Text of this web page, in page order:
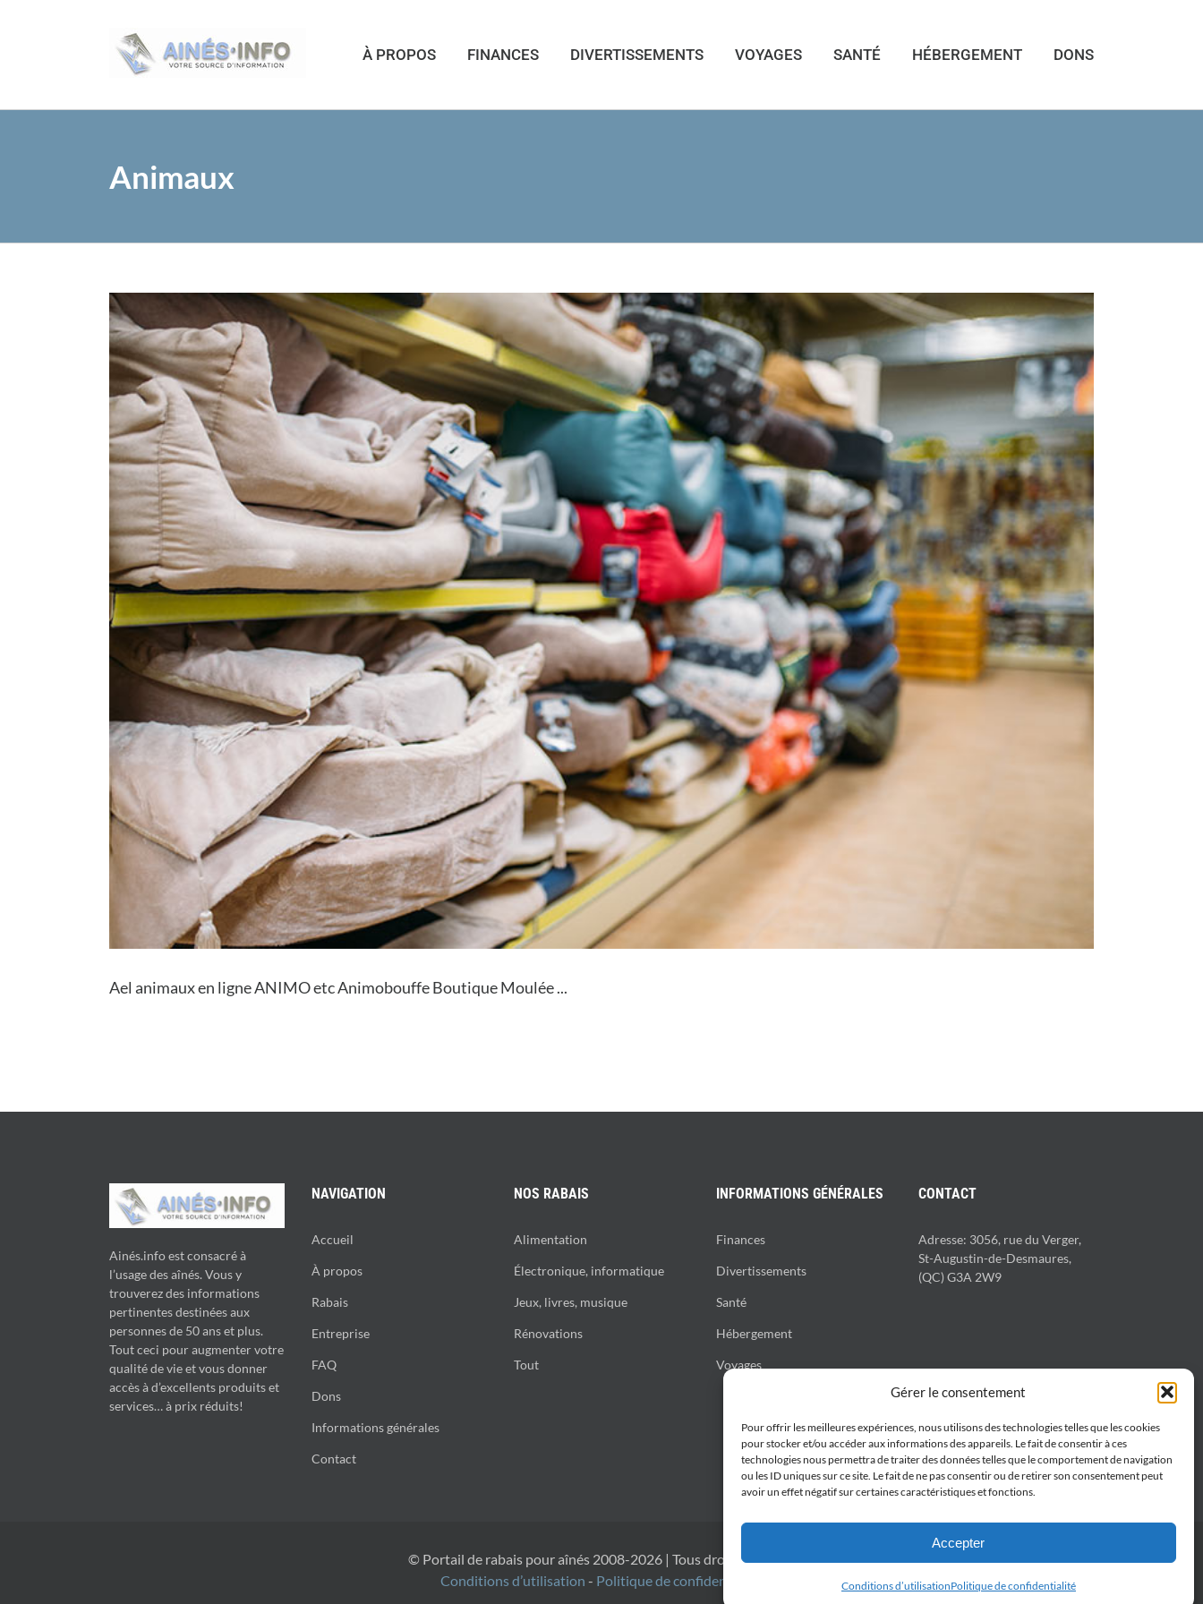
Gérer le consentement
Pour offrir les meilleures expériences, nous utilisons des technologies telles que les cookies
pour stocker et/ou accéder aux informations des appareils. Le fait de consentir à ces
technologies nous permettra de traiter des données telles que le comportement de navigation
ou les ID uniques sur ce site. Le fait de ne pas consentir ou de retirer son consentement peut
avoir un effet négatif sur certaines caractéristiques et fonctions.
Accepter
Conditions d’utilisationPolitique de confidentialité
À PROPOS FINANCES DIVERTISSEMENTS VOYAGES SANTÉ HÉBERGEMENT DONS
Animaux
Ael animaux en ligne ANIMO etc Animobouffe Boutique Moulée ...
Ainés.info est consacré à
l’usage des aînés. Vous y
trouverez des informations
pertinentes destinées aux
personnes de 50 ans et plus.
Tout ceci pour augmenter votre
qualité de vie et vous donner
accès à d’excellents produits et
services… à prix réduits!
NAVIGATION
Accueil
À propos
Rabais
Entreprise
FAQ
Dons
Informations générales
Contact
NOS RABAIS
Alimentation
Électronique, informatique
Jeux, livres, musique
Rénovations
Tout
INFORMATIONS GÉNÉRALES
Finances
Divertissements
Santé
Hébergement
Voyages
CONTACT
Adresse: 3056, rue du Verger,
St-Augustin-de-Desmaures,
(QC) G3A 2W9
© Portail de rabais pour aînés 2008-2026 | Tous droits réservés
Conditions d’utilisation - Politique de confidentialité